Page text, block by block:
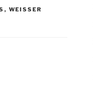
, WEISSER S